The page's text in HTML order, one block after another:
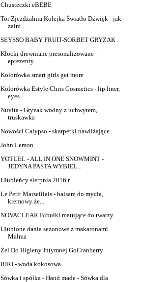
Chusteczki eBEBE
Tor Zjeżdżalnia Kolejka Światło Dźwięk - jak
zaint...
SEYSSO BABY FRUIT-SORBET GRYZAK
Klocki drewniane presonalizowane -
eprezenty
Kolorówka smart girls get more
Kolorówka Estyle Chris Cosmetics - lip liner,
eyes...
Nuvita - Gryzak wodny z uchwytem,
truskawka
Nowości Calypso - skarpetki nawilżające
John Lemon
YOTUEL - ALL IN ONE SNOWMINT -
JEDYNA PASTA WYBIEL...
Ulubieńcy sierpnia 2016 r
Le Petit Marseiliais - balsam do mycia,
kremowy że...
NOVACLEAR Bibułki matujące do twarzy
Ulubione dania sezonowe z makaronami
Malma
Żel Do Higieny Intymnej GoCranberry
RIRI - woda kokosowa
Sówka i spółka - Hand made - Sówka dla